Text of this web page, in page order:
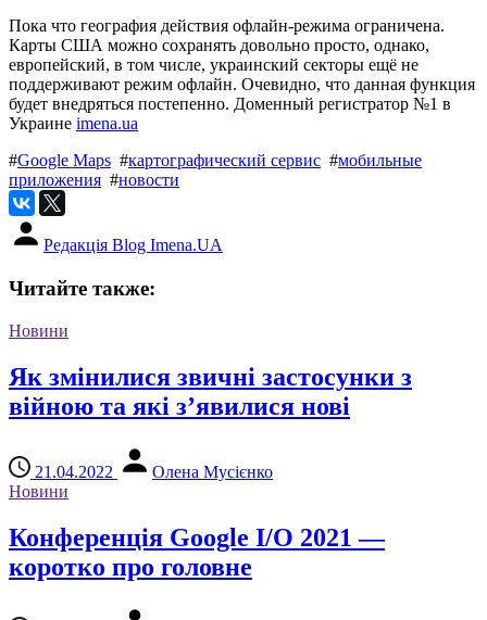
Пока что география действия офлайн-режима ограничена.
Карты США можно сохранять довольно просто, однако,
европейский, в том числе, украинский секторы ещё не
поддерживают режим офлайн. Очевидно, что данная функция
будет внедряться постепенно. Доменный регистратор №1 в
Украине imena.ua
#Google Maps #картографический сервис #мобильные
приложения #новости
Редакція Blog Imena.UA
Читайте также:
Новини
Як змінилися звичні застосунки з
війною та які з’явилися нові
21.04.2022
Олена Мусієнко
Новини
Конференція Google I/O 2021 —
коротко про головне